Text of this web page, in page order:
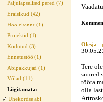
Paljulapselised pered (7)
Eraisikud (42)
Hoolekanne (1)
Projektid (1)
Kodutud (3)
Ennetustöö (1)
Abipakkujad (1)
Võlad (11)
Liigitamata:
Ühekordse abi
Olesja -
Tere
suured
tööta
olla